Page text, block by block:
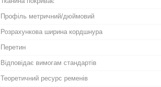
Профіль метричний/дюймовий
Розрахункова ширина кордшнура
Перетин
Відповідає вимогам стандартів
Теоретичний ресурс ременів